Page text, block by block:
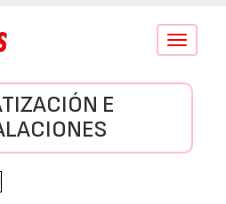
Conmutar
E